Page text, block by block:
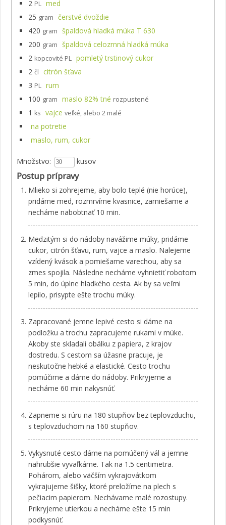
2 PL med
25 gram
čerstvé dvoždie
420 gram
špaldová hladká múka T 630
200 gram
špaldová celozrnná hladká múka
2 kopcovité PL pomletý trstinový cukor
2 čl
citrón šťava
3 PL rum
100 gram maslo 82% tné rozpustené
1 ks vajce veľké, alebo 2 malé
na potretie
maslo, rum, cukor
Množstvo: kusov
Postup prípravy
Mlieko si zohrejeme, aby bolo teplé (nie horúce),
pridáme med, rozmrvíme kvasnice, zamiešame a
necháme nabobtnať 10 min.
Medzitým si do nádoby navážime múky, pridáme
cukor, citrón šťavu, rum, vajce a maslo. Nalejeme
vzídený kvások a pomiešame varechou, aby sa
zmes spojila. Následne necháme vyhnietiť robotom
5 min, do úplne hladkého cesta. Ak by sa veľmi
lepilo, prisypte ešte trochu múky.
Zapracované jemne lepivé cesto si dáme na
podložku a trochu zapracujeme rukami v múke.
Akoby ste skladali obálku z papiera, z krajov
dostredu. S cestom sa úžasne pracuje, je
neskutočne hebké a elastické. Cesto trochu
pomúčime a dáme do nádoby. Prikryjeme a
necháme 60 min nakysnúť.
Zapneme si rúru na 180 stupňov bez teplovzduchu,
s teplovzduchom na 160 stupňov.
Vykysnuté cesto dáme na pomúčený vál a jemne
nahrubšie vyvaľkáme. Tak na 1.5 centimetra.
Pohárom, alebo väčším vykrajovátkom
vykrajujeme šišky, ktoré preložíme na plech s
pečiacim papierom. Nechávame malé rozostupy.
Prikryjeme utierkou a necháme ešte 15 min
podkysnúť.